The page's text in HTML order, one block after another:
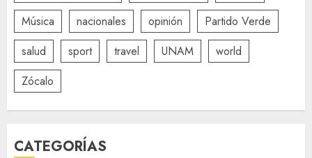
Música
nacionales opinión
Partido Verde
salud
sport travel UNAM
world
Zócalo
CATEGORÍAS